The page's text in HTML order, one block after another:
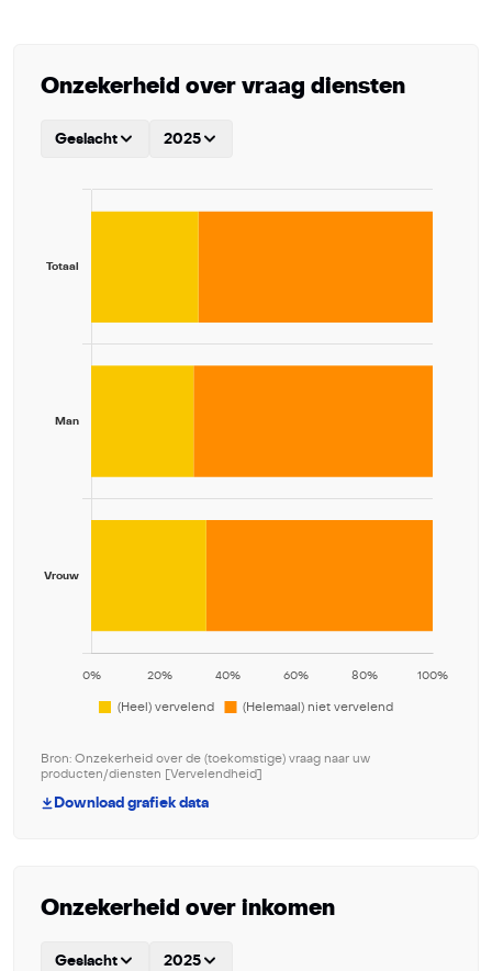
Onzekerheid over vraag diensten
Geslacht 2025
Bron: Onzekerheid over de (toekomstige) vraag naar uw
producten/diensten [Vervelendheid]
Download grafiek data
Onzekerheid over inkomen
Geslacht 2025